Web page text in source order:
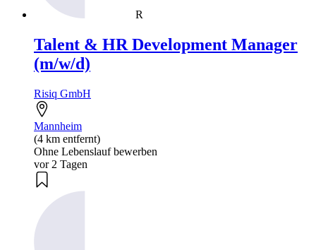
R
Talent & HR Development Manager
(m/w/d)
Risiq GmbH
Mannheim
(4 km entfernt)
Ohne Lebenslauf bewerben
vor 2 Tagen